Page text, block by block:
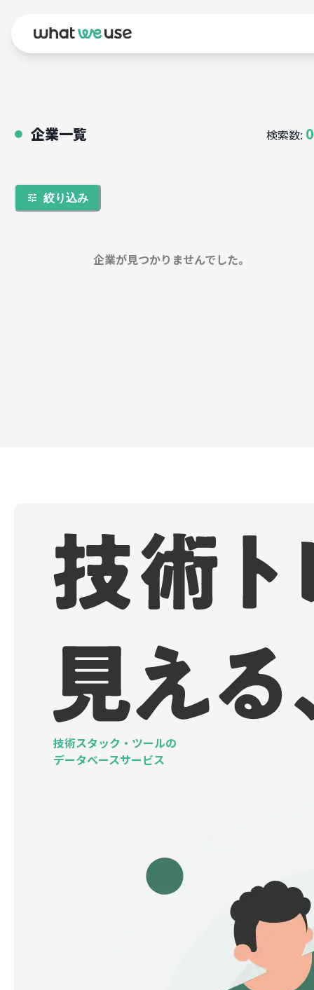
● 企業一覧 検索数: 0
絞り込み
企業が見つかりませんでした。
技術スタック・ツールの
データベースサービス